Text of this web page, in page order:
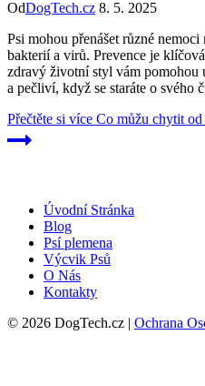
OdDogTech.cz 8. 5. 2025
Psi mohou přenášet různé
bakterií a virů. Prevence je
zdravý životní styl vám pomohou
a pečliví, když se staráte o svého
Přečtěte si více Co můžu chytit
Úvodní Stránka
Blog
Psí plemena
Výcvik Psů
O Nás
Kontakty
© 2026 DogTech.cz | Ochrana